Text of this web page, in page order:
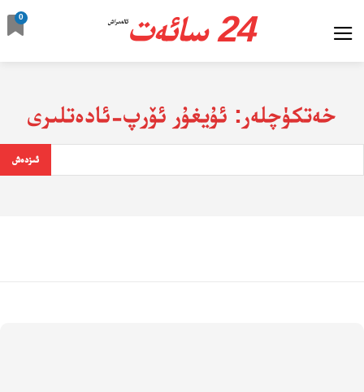
24 سائەت ئالدىراش
0
خەتكۈچلەر: ئۇيغۇر ئۆرپ-ئادەتلىرى
ئىزدەش